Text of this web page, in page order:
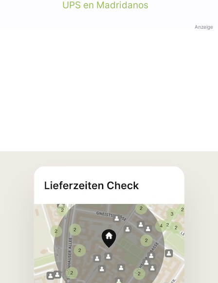
UPS en Madridanos
Anzeige